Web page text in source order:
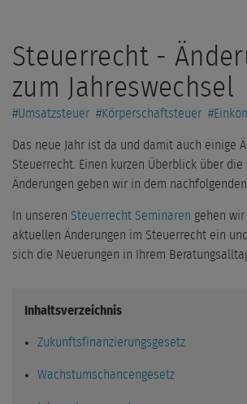
Steuerrecht -
zum Jahreswechsel
#Umsatzsteuer #Körperschaftsteuer #
Das neue Jahr ist da und damit auch einige
Steuerrecht. Einen kurzen Überblick über
Änderungen geben wir in dem nachfolgenden
In unseren Steuerrecht Seminaren gehen
aktuellen Änderungen im Steuerrecht ein
sich die Neuerungen in Ihrem
Inhaltsverzeichnis
Zukunftsfinanzierungsgesetz
Wachstumschancengesetz